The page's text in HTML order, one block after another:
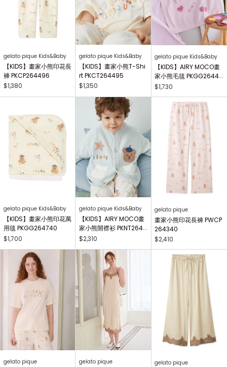
gelato pique Kids&Baby
【KIDS】畫家小熊印花長
褲 PKCP264496
$1,380
gelato pique Kids&Baby
【KIDS】畫家小熊T-Shi
rt PKCT264495
$1,350
gelato pique Kids&Baby
【KIDS】AIRY MOCO畫
家小熊毛毯 PKGG26441
7
$1,730
gelato pique Kids&Baby
【KIDS】畫家小熊印花萬
用毯 PKGG264740
$1,700
gelato pique Kids&Baby
【KIDS】AIRY MOCO畫
家小熊開襟衫 PKNT2644
63
$2,310
gelato pique
畫家小熊印花長褲 PWCP
264340
$2,410
gelato pique gelato pique gelato pique